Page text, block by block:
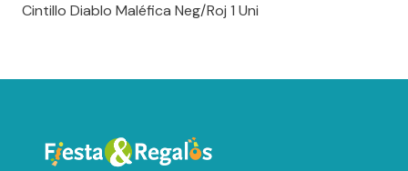
Cintillo Diablo Maléfica Neg/Roj 1 Uni